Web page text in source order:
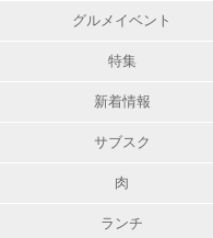
グルメイベント
特集
新着情報
サブスク
肉
ランチ